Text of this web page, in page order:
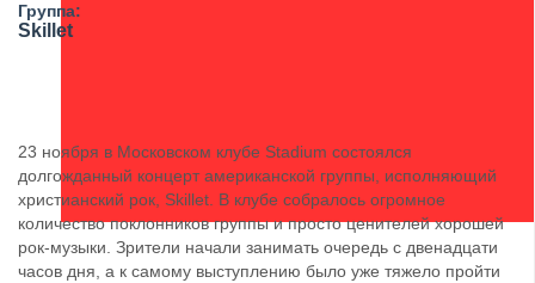
Группа:
Skillet
23 ноября в Московском клубе Stadium состоялся
долгожданный концерт американской группы, исполняющий
христианский рок, Skillet. В клубе собралось огромное
количество поклонников группы и просто ценителей хорошей
рок-музыки. Зрители начали занимать очередь с двенадцати
часов дня, а к самому выступлению было уже тяжело пройти